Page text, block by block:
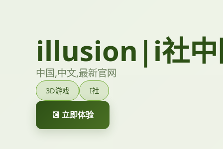
illusion|i社中
中国,中文,最新官网
3D游戏 I社
💽 立即体验